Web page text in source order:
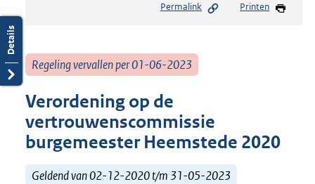
Permalink Printen
Regeling vervallen per 01-06-2023
Verordening op de
vertrouwenscommissie
burgemeester Heemstede 2020
Geldend van 02-12-2020 t/m 31-05-2023